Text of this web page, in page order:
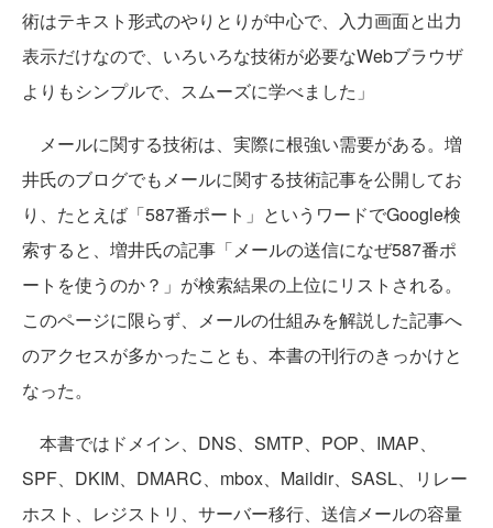
術はテキスト形式のやりとりが中心で、入力画面と出力
表示だけなので、いろいろな技術が必要なWebブラウザ
よりもシンプルで、スムーズに学べました」
メールに関する技術は、実際に根強い需要がある。増
井氏のブログでもメールに関する技術記事を公開してお
り、たとえば「587番ポート」というワードでGoogle検
索すると、増井氏の記事「メールの送信になぜ587番ポ
ートを使うのか？」が検索結果の上位にリストされる。
このページに限らず、メールの仕組みを解説した記事へ
のアクセスが多かったことも、本書の刊行のきっかけと
なった。
本書ではドメイン、DNS、SMTP、POP、IMAP、
SPF、DKIM、DMARC、mbox、Maildir、SASL、リレー
ホスト、レジストリ、サーバー移行、送信メールの容量